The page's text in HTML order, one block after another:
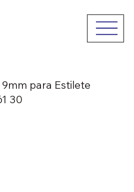
para Estilete
30